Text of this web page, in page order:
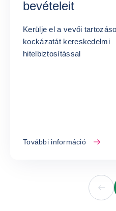
bevételeit
Kerülje el a vevői
kockázatát kereskedelmi
hitelbiztosítással
További információ
Előző